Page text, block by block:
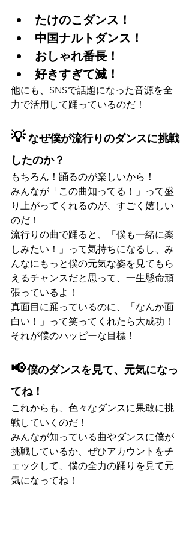
たけのこダンス！
中国ナルトダンス！
おしゃれ番長！
好きすぎて滅！
他にも、SNSで話題になった音源を全
力で活用して踊っているのだ！
💡 なぜ僕が流行りのダンスに挑戦
したのか？
もちろん！踊るのが楽しいから！
みんなが「この曲知ってる！」って盛
り上がってくれるのが、すごく嬉しい
のだ！
流行りの曲で踊ると、「僕も一緒に楽
しみたい！」って気持ちになるし、み
んなにもっと僕の元気な姿を見てもら
えるチャンスだと思って、一生懸命頑
張っているよ！
真面目に踊っているのに、「なんか面
白い！」って笑ってくれたら大成功！
それが僕のハッピーな目標！
📢 僕のダンスを見て、元気になっ
てね！
これからも、色々なダンスに果敢に挑
戦していくのだ！
みんなが知っている曲やダンスに僕が
挑戦しているか、ぜひアカウントをチ
ェックして、僕の全力の踊りを見て元
気になってね！